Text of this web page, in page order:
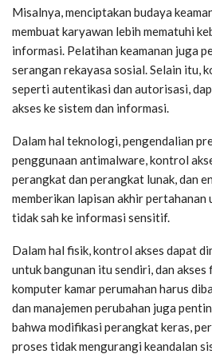
Misalnya, menciptakan budaya
membuat karyawan lebih mematuhi
informasi. Pelatihan keamanan juga
serangan rekayasa sosial. Selain itu,
seperti autentikasi dan autorisasi,
akses ke sistem dan informasi.
Dalam hal teknologi, pengendalian
penggunaan antimalware, kontrol
perangkat dan perangkat lunak, dan
memberikan lapisan akhir pertahanan
tidak sah ke informasi sensitif.
Dalam hal fisik, kontrol akses dapat
untuk bangunan itu sendiri, dan akses
komputer kamar perumahan harus
dan manajemen perubahan juga
bahwa modifikasi perangkat keras,
proses tidak mengurangi keandalan